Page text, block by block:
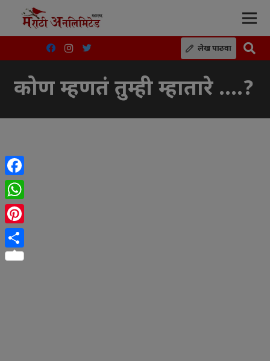
लेख पाठवा
कोण म्हणतं तुम्ही म्हातारे ….?
Facebook
WhatsApp
Pinterest
Share